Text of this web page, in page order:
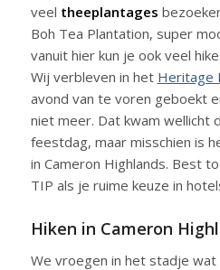
veel theeplantages
Boh Tea Plantation, super
vanuit hier kun je ook veel
Wij verbleven in het Heritage
avond van te voren geboekt
niet meer. Dat kwam wellicht
feestdag, maar misschien is
in Cameron Highlands. Best
TIP als je ruime keuze in
Hiken in Cameron
We vroegen in het stadje